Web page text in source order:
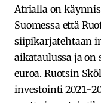
Atrialla on
Suomessa että
siipikarjatehtaan
aikataulussa ja on
euroa. Ruotsin
investointi 2021-